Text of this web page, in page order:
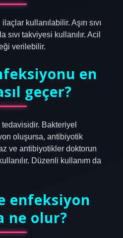
kullanılabilir. Aşırı sıvı
sıvı takviyesi kullanılır. Acil
verilebilir.
en
geçer?
Bakteriyel
oluşursa, antibiyotik
ve antibiyotikler doktorun
Düzenli kullanım da
enfeksiyon
ne olur?